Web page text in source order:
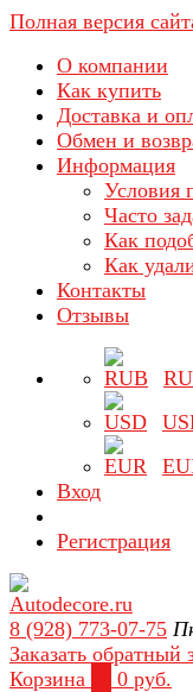
Полная версия
О компании
Как купить
Доставка и
Обмен и
Информация
Условия
Часто
Как
Как
Контакты
Отзывы
Вход
Регистрация
8 (928) 773-07-75
Заказать обратный
Корзина
0 руб.